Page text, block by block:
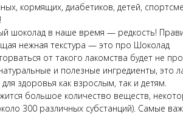
кормящих, диабетиков, детей,
шоколад в наше время — редкость!
нежная текстура — это про Шоколад
от такого лакомства будет не
и полезные ингредиенты, это
здоровья как взрослым, так и детям.
большое количество веществ,
300 различных субстанций). Самые